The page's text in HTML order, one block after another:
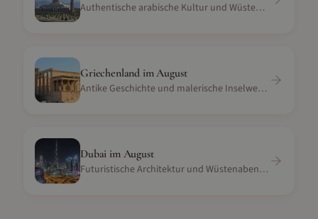
Authentische arabische Kultur und Wüstenoasen
Griechenland imAugust
Antike Geschichte und malerische Inselwelten
Dubai im August
Futuristische Architektur und Wüstenabenteuer